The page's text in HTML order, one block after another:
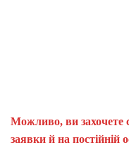
Можливо, ви захочете
заявки й на постійній